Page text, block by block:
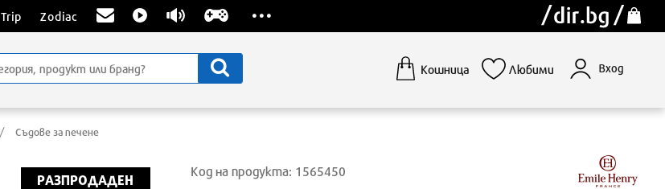
Trip Zodiac
Кошница Любими Вход
Съдове за печене
РАЗПРОДАДЕН
Код на продукта: 1565450